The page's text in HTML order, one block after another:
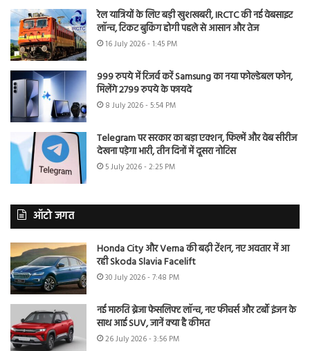
रेल यात्रियों के लिए बड़ी खुशखबरी, IRCTC की नई वेबसाइट
लॉन्च, टिकट बुकिंग होगी पहले से आसान और तेज
16 July 2026 - 1:45 PM
999 रुपये में रिजर्व करें Samsung का नया फोल्डेबल फोन,
मिलेंगे 2799 रुपये के फायदे
8 July 2026 - 5:54 PM
Telegram पर सरकार का बड़ा एक्शन, फिल्में और वेब सीरीज
देखना पड़ेगा भारी, तीन दिनों में दूसरा नोटिस
5 July 2026 - 2:25 PM
ऑटो जगत
Honda City और Verna की बढ़ी टेंशन, नए अवतार में आ
रही Skoda Slavia Facelift
30 July 2026 - 7:48 PM
नई मारुति ब्रेजा फेसलिफ्ट लॉन्च, नए फीचर्स और टर्बो इंजन के
साथ आई SUV, जानें क्या है कीमत
26 July 2026 - 3:56 PM